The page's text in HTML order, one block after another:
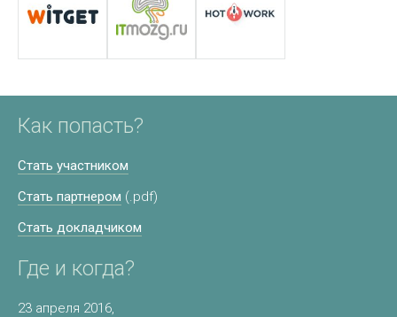
Как попасть?
Стать участником
Стать партнером (.pdf)
Стать докладчиком
Где и когда?
23 апреля 2016,